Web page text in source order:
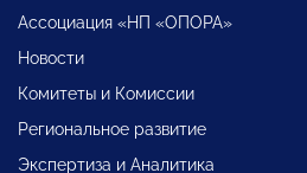
Ассоциация «НП «ОПОРА»
Новости
Комитеты и Комиссии
Региональное развитие
Экспертиза и Аналитика